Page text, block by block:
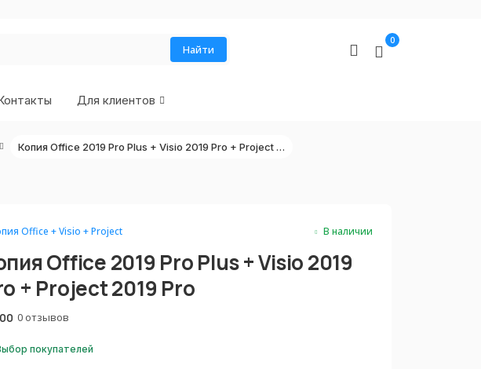
Найти
0
Для клиентов
Копия Office 2019 Pro Plus + Visio 2019 Pro + Project 2019 Pro
Office + Visio + Project В наличии
Office 2019 Pro Plus + Visio 2019
+ Project 2019 Pro
0 отзывов
покупателей